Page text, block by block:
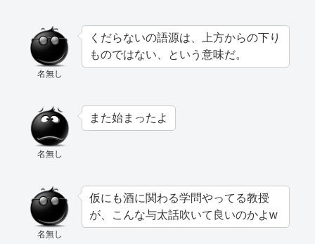
名無し
くだらないの語源は、上方からの下り
ものではない、という意味だ。
名無し
また始まったよ
名無し
仮にも酒に関わる学問やってる教授
が、こんな与太話吹いて良いのかよw